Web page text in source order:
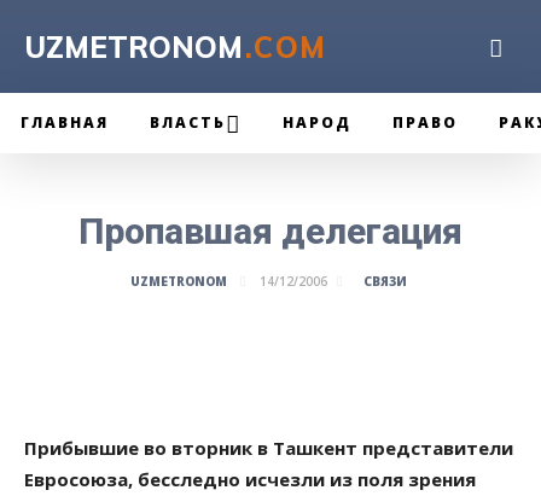
UZMETRONOM.COM
ГЛАВНАЯ ВЛАСТЬ НАРОД ПРАВО
Пропавшая делегация
UZMETRONOM 14/12/2006 СВЯЗИ
Прибывшие во вторник в Ташкент представители
Евросоюза, бесследно исчезли из поля зрения